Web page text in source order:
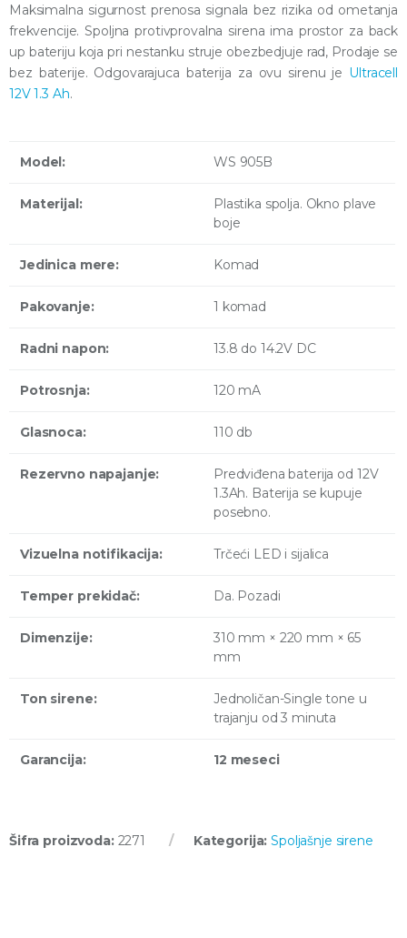
Maksimalna sigurnost prenosa signala bez rizika od ometanja
frekvencije. Spoljna protivprovalna sirena ima prostor za back
up bateriju koja pri nestanku struje obezbedjuje rad, Prodaje se
bez baterije. Odgovarajuca baterija za ovu sirenu je Ultracell
12V 1.3 Ah.
Model: WS 905B
Materijal:
Plastika spolja. Okno plave
boje
Jedinica mere: Komad
Pakovanje: 1 komad
Radni napon: 13.8 do 14.2V DC
Potrosnja: 120 mA
Glasnoca: 110 db
Rezervno napajanje:
Predviđena baterija od 12V
1.3Ah. Baterija se kupuje
posebno.
Vizuelna notifikacija: Trčeći LED i sijalica
Temper prekidač: Da. Pozadi
Dimenzije:
310 mm × 220 mm × 65
mm
Ton sirene:
Jednoličan-Single tone u
trajanju od 3 minuta
Garancija: 12 meseci
Šifra proizvoda: 2271 Kategorija:Spoljašnje sirene